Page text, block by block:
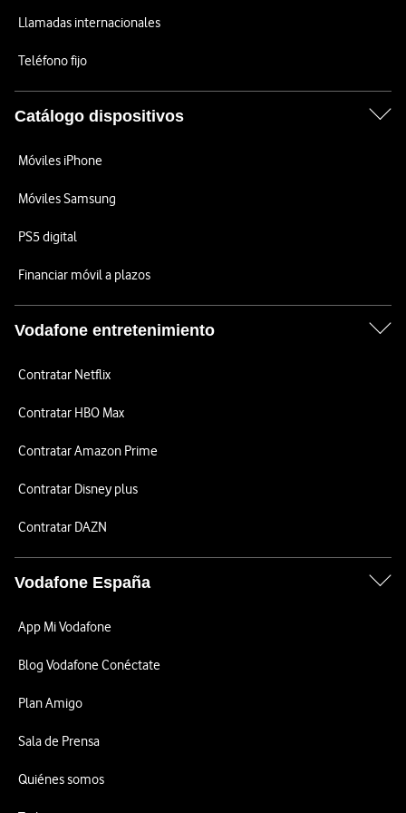
Llamadas internacionales
Teléfono fijo
Catálogo dispositivos
Móviles iPhone
Móviles Samsung
PS5 digital
Financiar móvil a plazos
Vodafone entretenimiento
Contratar Netflix
Contratar HBO Max
Contratar Amazon Prime
Contratar Disney plus
Contratar DAZN
Vodafone España
App Mi Vodafone
Blog Vodafone Conéctate
Plan Amigo
Sala de Prensa
Quiénes somos